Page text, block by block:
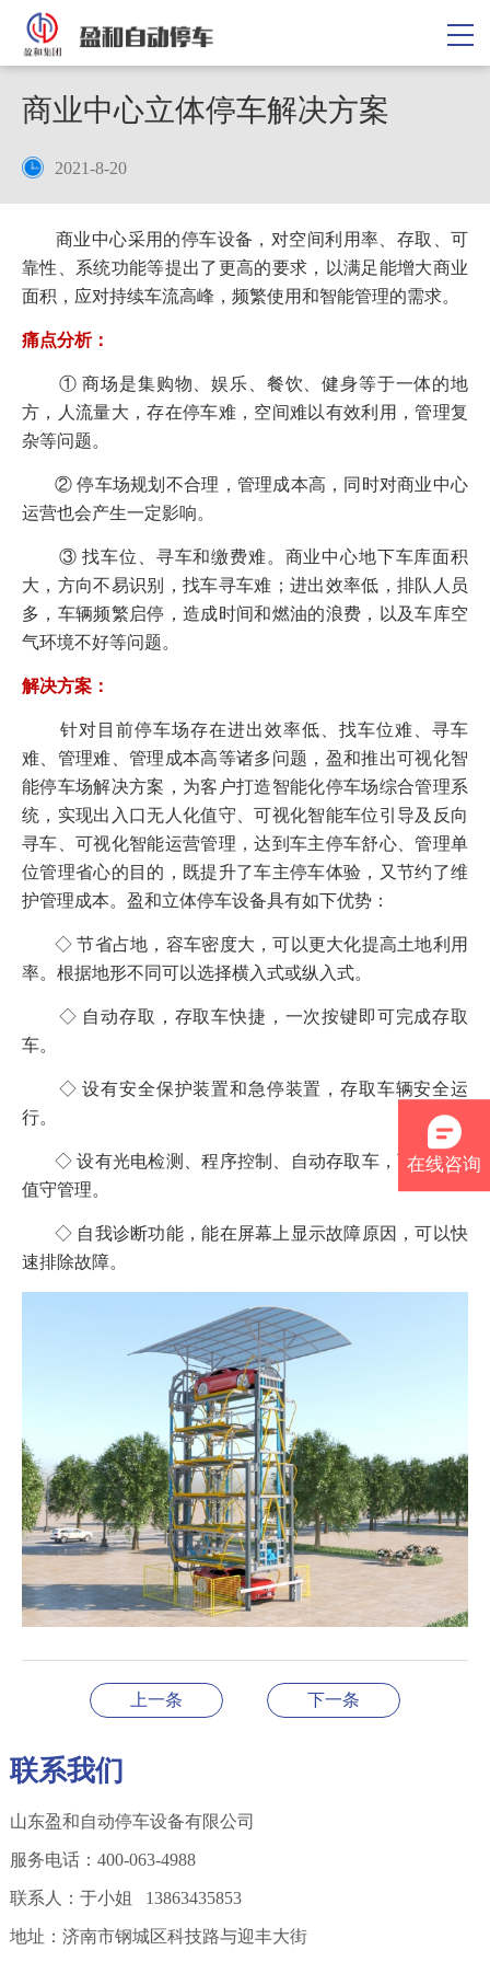
商业中心立体停车解决方案
2021-8-20
商业中心采用的停车设备，对空间利用率、存取、可
靠性、系统功能等提出了更高的要求，以满足能增大商业
面积，应对持续车流高峰，频繁使用和智能管理的需求。
痛点分析：
① 商场是集购物、娱乐、餐饮、健身等于一体的地
方，人流量大，存在停车难，空间难以有效利用，管理复
杂等问题。
② 停车场规划不合理，管理成本高，同时对商业中心
运营也会产生一定影响。
③ 找车位、寻车和缴费难。商业中心地下车库面积
大，方向不易识别，找车寻车难；进出效率低，排队人员
多，车辆频繁启停，造成时间和燃油的浪费，以及车库空
气环境不好等问题。
解决方案：
针对目前停车场存在进出效率低、找车位难、寻车
难、管理难、管理成本高等诸多问题，盈和推出可视化智
能停车场解决方案，为客户打造智能化停车场综合管理系
统，实现出入口无人化值守、可视化智能车位引导及反向
寻车、可视化智能运营管理，达到车主停车舒心、管理单
位管理省心的目的，既提升了车主停车体验，又节约了维
护管理成本。盈和立体停车设备具有如下优势：
◇ 节省占地，容车密度大，可以更大化提高土地利用
率。根据地形不同可以选择横入式或纵入式。
◇ 自动存取，存取车快捷，一次按键即可完成存取
车。
◇ 设有安全保护装置和急停装置，存取车辆安全运
行。
◇ 设有光电检测、程序控制、自动存取车，可以无人
值守管理。
◇ 自我诊断功能，能在屏幕上显示故障原因，可以快
速排除故障。
上一条 下一条
联系我们
山东盈和自动停车设备有限公司
服务电话：400-063-4988
联系人：于小姐 13863435853
地址：济南市钢城区科技路与迎丰大街
在线咨询